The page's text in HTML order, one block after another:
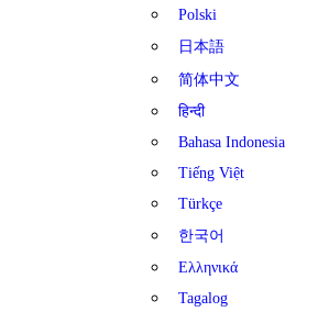
Polski
日本語
简体中文
हिन्दी
Bahasa Indonesia
Tiếng Việt
Türkçe
한국어
Ελληνικά
Tagalog